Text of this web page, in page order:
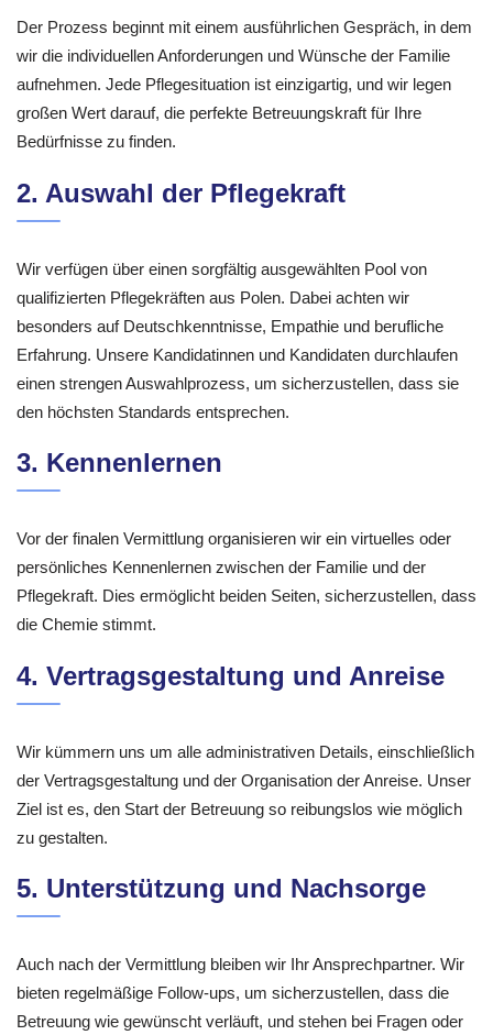
Der Prozess beginnt mit einem ausführlichen Gespräch, in dem
wir die individuellen Anforderungen und Wünsche der Familie
aufnehmen. Jede Pflegesituation ist einzigartig, und wir legen
großen Wert darauf, die perfekte Betreuungskraft für Ihre
Bedürfnisse zu finden.
2. Auswahl der Pflegekraft
Wir verfügen über einen sorgfältig ausgewählten Pool von
qualifizierten Pflegekräften aus Polen. Dabei achten wir
besonders auf Deutschkenntnisse, Empathie und berufliche
Erfahrung. Unsere Kandidatinnen und Kandidaten durchlaufen
einen strengen Auswahlprozess, um sicherzustellen, dass sie
den höchsten Standards entsprechen.
3. Kennenlernen
Vor der finalen Vermittlung organisieren wir ein virtuelles oder
persönliches Kennenlernen zwischen der Familie und der
Pflegekraft. Dies ermöglicht beiden Seiten, sicherzustellen, dass
die Chemie stimmt.
4. Vertragsgestaltung und Anreise
Wir kümmern uns um alle administrativen Details, einschließlich
der Vertragsgestaltung und der Organisation der Anreise. Unser
Ziel ist es, den Start der Betreuung so reibungslos wie möglich
zu gestalten.
5. Unterstützung und Nachsorge
Auch nach der Vermittlung bleiben wir Ihr Ansprechpartner. Wir
bieten regelmäßige Follow-ups, um sicherzustellen, dass die
Betreuung wie gewünscht verläuft, und stehen bei Fragen oder